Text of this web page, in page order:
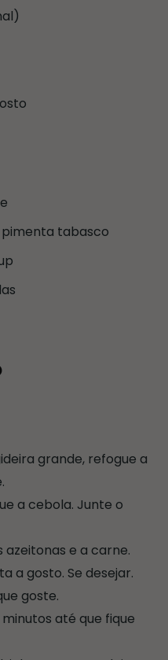
pimenta tabasco
grande, refogue a
a cebola. Junte o
e a carne.
a gosto. Se desejar.
goste.
até que fique